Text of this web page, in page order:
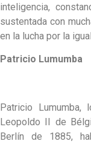
inteligencia,
sustentada con
en la lucha por la
Patricio Lumumba
Patricio
Leopoldo II de
Berlín de 1885,